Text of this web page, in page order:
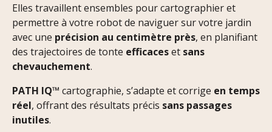
Elles travaillent ensembles pour cartographier et
permettre à votre robot de naviguer sur votre jardin
avec une précision au centimètre près, en planifiant
des trajectoires de tonte efficaceset sans
chevauchement.
PATH IQ™ cartographie, s’adapte et corrige en temps
réel, offrant des résultats précis sans passages
inutiles.